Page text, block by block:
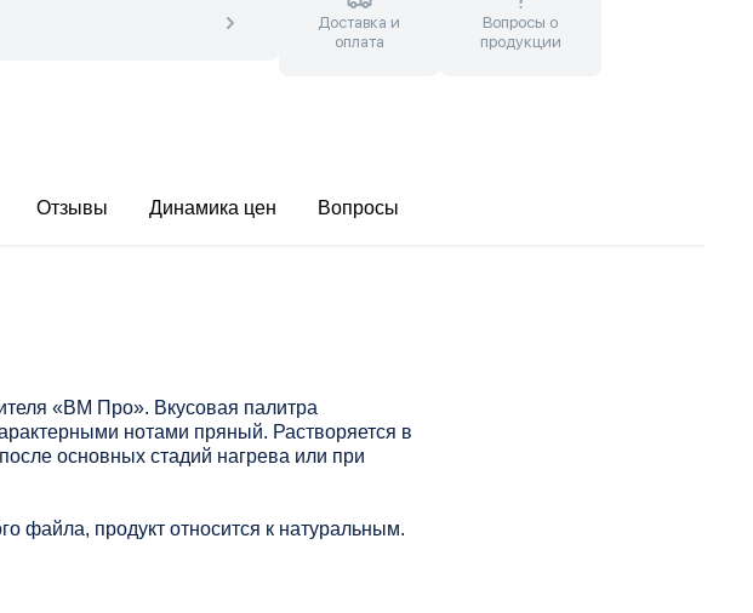
Доставка и
оплата
Вопросы о
продукции
Отзывы Динамика цен Вопросы
«ВМ Про». Вкусовая палитра
нотами пряный. Растворяется в
основных стадий нагрева или при
файла, продукт относится к натуральным.